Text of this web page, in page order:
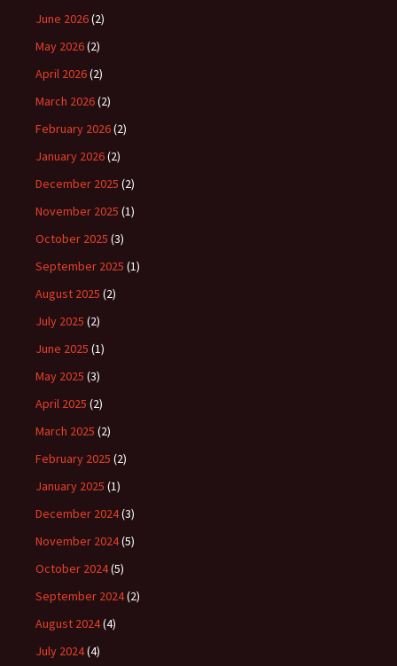
June 2026(2)
May 2026(2)
April 2026(2)
March 2026(2)
February 2026(2)
January 2026(2)
December 2025 (2)
November 2025 (1)
October 2025 (3)
September 2025 (1)
August 2025 (2)
July 2025 (2)
June 2025 (1)
May 2025 (3)
April 2025 (2)
March 2025 (2)
February 2025 (2)
January 2025 (1)
December 2024(3)
November 2024(5)
October 2024(5)
September 2024(2)
August 2024(4)
July 2024(4)